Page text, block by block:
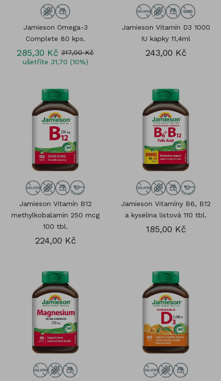
Jamieson Omega-3
Complete 80 kps.
285,30 Kč 317,00 Kč
ušetříte 31,70 (10%)
Jamieson Vitamín D3 1000
IU kapky 11,4ml
243,00 Kč
Jamieson Vitamín B12
methylkobalamin 250 mcg
100 tbl.
224,00 Kč
Jamieson Vitamíny B6, B12
a kyselina listová 110 tbl.
185,00 Kč